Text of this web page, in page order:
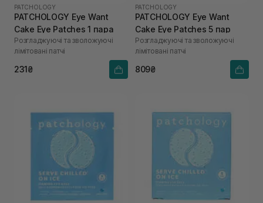
PATCHOLOGY
PATCHOLOGY Eye Want
Cake Eye Patches 1 пара
Розгладжуючі та зволожуючі
лімітовані патчі
231₴
PATCHOLOGY
PATCHOLOGY Eye Want
Cake Eye Patches 5 пар
Розгладжуючі та зволожуючі
лімітовані патчі
809₴